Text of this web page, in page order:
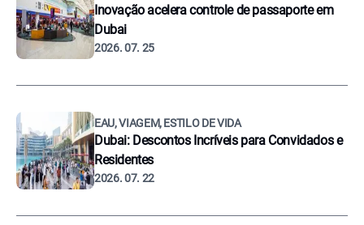
Inovação acelera controle de passaporte em
Dubai
2026. 07. 25
EAU, VIAGEM, ESTILO DE VIDA
Dubai: Descontos Incríveis para Convidados e
Residentes
2026. 07. 22